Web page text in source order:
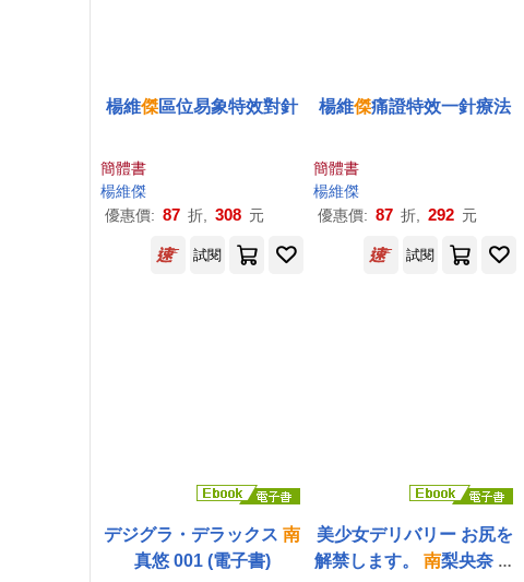
楊維傑區位易象特效對針
簡體書
楊維傑
優惠價: 87 折, 308 元
楊維傑痛證特效一針療法
簡體書
楊維傑
優惠價: 87 折, 292 元
試閱 試閱
デジグラ・デラックス 南
真悠 001 (電子書)
美少女デリバリー お尻を
解禁します。 南梨央奈 写